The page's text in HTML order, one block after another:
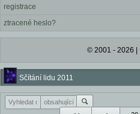
registrace
ztracené heslo?
© 2001 - 2026 |
Sčítání lidu 2011